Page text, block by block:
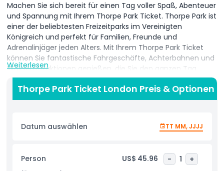
Machen Sie sich bereit für einen Tag voller Spaß, Abenteuer
und Spannung mit Ihrem Thorpe Park Ticket. Thorpe Park ist
einer der beliebtesten Freizeitparks im Vereinigten
Königreich und perfekt für Familien, Freunde und
Adrenalinjäger jeden Alters. Mit Ihrem Thorpe Park Ticket
können Sie fantastische Fahrgeschäfte, Achterbahnen und
Wasserattraktionen genießen, die Sie den ganzen Tag
lächeln lassen.
Ihr Thorpe Park Ticket gewährt Ihnen Zugang zu einigen der
werden. Es gibt auch Spaßbereiche und sanfte Fahrten für
Hochgeschwindigkeitsfahrten lieben oder einfach nur
Weiterlesen
Thorpe Park Ticket London Preis & Optionen
Datum auswählen TT MM, JJJJ
Person US$ 45.96 - 1 +